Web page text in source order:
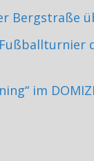
Bergstraße
im